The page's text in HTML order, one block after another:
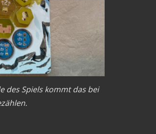
des Spiels kommt das bei